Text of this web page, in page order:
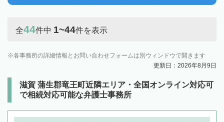
全44件中 1~44件を表示
各事務所の詳細情報とお問い合わせフォームは別ウィンドウで開きます
更新日：2026年8月9日
滋賀 蒲生郡竜王町近隣エリア・全国オンライン対応可
で相続対応可能な弁護士事務所